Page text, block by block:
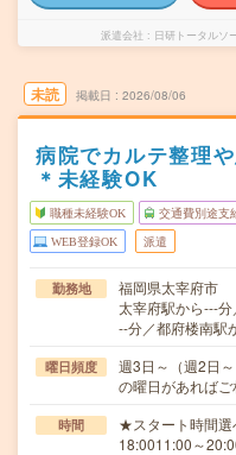
派遣会社 日研トータルソ
未読 掲載日 2026/08/06
病院でカルテ整理
＊未経験OK
職種未経験OK 交通費別途支
WEB登録OK 派遣
勤務地
福岡県太宰府市
太宰府駅から---
--分／都府楼南駅
曜日頻度
週3日～（週2日
の曜日があればご
時間
★スタート時間選
18:0011:00～